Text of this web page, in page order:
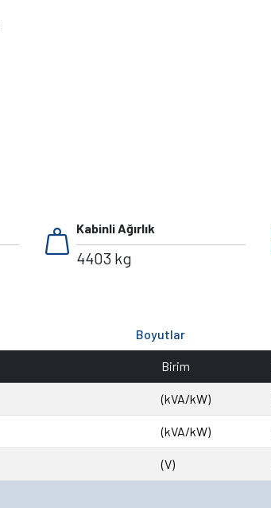
weight Kabinli Ağırlık
4403 kg
Boyutlar
Birim
(kVA/kW)
(kVA/kW)
(V)